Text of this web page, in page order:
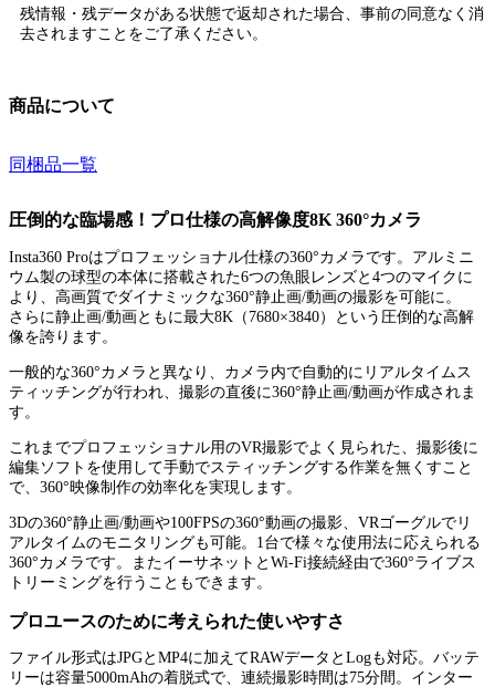
残情報・残データがある状態で返却された場合、事前の同意なく消
去されますことをご了承ください。
商品について
同梱品一覧
圧倒的な臨場感！プロ仕様の高解像度8K 360°カメラ
Insta360 Proはプロフェッショナル仕様の360°カメラです。アルミニ
ウム製の球型の本体に搭載された6つの魚眼レンズと4つのマイクに
より、高画質でダイナミックな360°静止画/動画の撮影を可能に。
さらに静止画/動画ともに最大8K（7680×3840）という圧倒的な高解
像を誇ります。
一般的な360°カメラと異なり、カメラ内で自動的にリアルタイムス
ティッチングが行われ、撮影の直後に360°静止画/動画が作成されま
す。
これまでプロフェッショナル用のVR撮影でよく見られた、撮影後に
編集ソフトを使用して手動でスティッチングする作業を無くすこと
で、360°映像制作の効率化を実現します。
3Dの360°静止画/動画や100FPSの360°動画の撮影、VRゴーグルでリ
アルタイムのモニタリングも可能。1台で様々な使用法に応えられる
360°カメラです。またイーサネットとWi-Fi接続経由で360°ライブス
トリーミングを行うこともできます。
プロユースのために考えられた使いやすさ
ファイル形式はJPGとMP4に加えてRAWデータとLogも対応。バッテ
リーは容量5000mAhの着脱式で、連続撮影時間は75分間。インター